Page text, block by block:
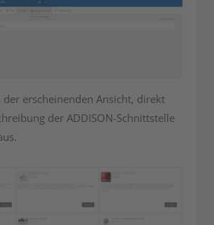
erscheinenden Ansicht, direkt
der ADDISON-Schnittstelle